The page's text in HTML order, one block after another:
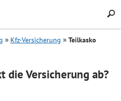
Search
Kfz-Versicherung Teilkasko
die Versicherung ab?